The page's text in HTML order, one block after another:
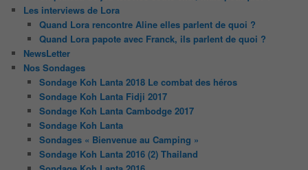
Les interviews de Lora
Quand Lora rencontre Aline elles parlent de quoi ?
Quand Lora papote avec Franck, ils parlent de quoi ?
NewsLetter
Nos Sondages
Sondage Koh Lanta 2018 Le combat des héros
Sondage Koh Lanta Fidji 2017
Sondage Koh Lanta Cambodge 2017
Sondage Koh Lanta
Sondages « Bienvenue au Camping »
Sondage Koh Lanta 2016 (2) Thailand